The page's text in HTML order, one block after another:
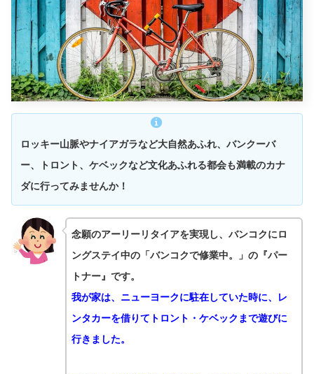
ロッキー山脈やナイアガラなど大自然あふれ、バンクーバ
ー、トロント、ケベックなど文化あふれる都会も満載のカナ
ダに行ってみませんか！
念願のアーリーリタイアを実現し、バンコクにロ
ングステイ中の「バンコクで修業中。」の『パー
トナー』です。
我が家は、ニューヨークに駐在していた時に、レ
ンタカーを借りてトロント・ケベックまで遊びに
行きました。